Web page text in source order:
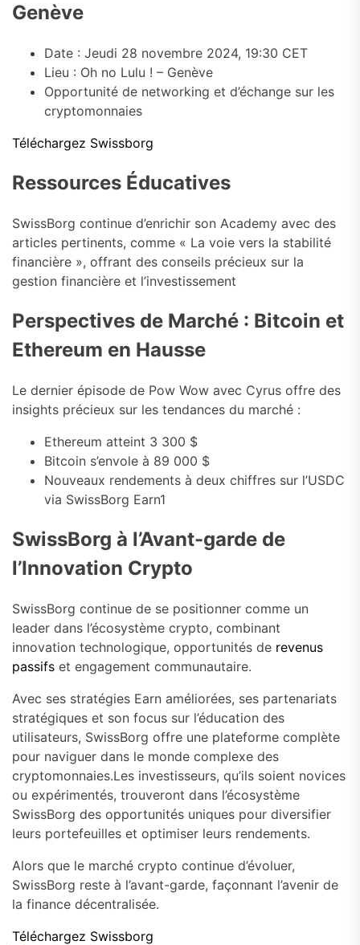
Genève
Date : Jeudi 28 novembre 2024, 19:30 CET
Lieu : Oh no Lulu ! – Genève
Opportunité de networking et d’échange sur les
cryptomonnaies
Téléchargez Swissborg
Ressources Éducatives
SwissBorg continue d’enrichir son Academy avec des
articles pertinents, comme « La voie vers la stabilité
financière », offrant des conseils précieux sur la
gestion financière et l’investissement
Perspectives de Marché : Bitcoin et
Ethereum en Hausse
Le dernier épisode de Pow Wow avec Cyrus offre des
insights précieux sur les tendances du marché :
Ethereum atteint 3 300 $
Bitcoin s’envole à 89 000 $
Nouveaux rendements à deux chiffres sur l’USDC
via SwissBorg Earn1
SwissBorg à l’Avant-garde de
l’Innovation Crypto
SwissBorg continue de se positionner comme un
leader dans l’écosystème crypto, combinant
innovation technologique, opportunités de revenus
passifs et engagement communautaire.
Avec ses stratégies Earn améliorées, ses partenariats
stratégiques et son focus sur l’éducation des
utilisateurs, SwissBorg offre une plateforme complète
pour naviguer dans le monde complexe des
cryptomonnaies.Les investisseurs, qu’ils soient novices
ou expérimentés, trouveront dans l’écosystème
SwissBorg des opportunités uniques pour diversifier
leurs portefeuilles et optimiser leurs rendements.
Alors que le marché crypto continue d’évoluer,
SwissBorg reste à l’avant-garde, façonnant l’avenir de
la finance décentralisée.
Téléchargez Swissborg